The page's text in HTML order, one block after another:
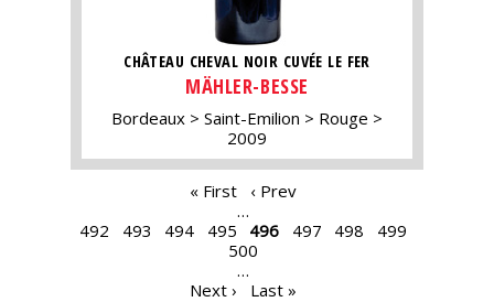
CHÂTEAU CHEVAL NOIR CUVÉE LE FER
MÄHLER-BESSE
Bordeaux Saint-Emilion
Rouge
2009
« First
‹ Prev
…
492
493 494 495 496 497 498
499
500
…
Next ›
Last »